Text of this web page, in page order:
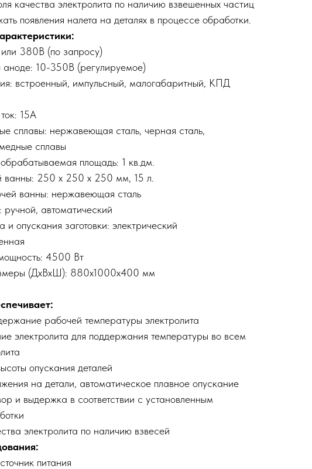
качества электролита по наличию взвешенных частиц
появления налета на деталях в процессе обработки.
380В (по запросу)
10-350В (регулируемое)
встроенный, импульсный, малогабаритный, КПД
15А
сплавы: нержавеющая сталь, черная сталь,
сплавы
площадь: 1 кв.дм.
250 х 250 х 250 мм, 15 л.
ванны: нержавеющая сталь
автоматический
опускания заготовки: электрический
4500 Вт
(ДхВхШ): 880х1000х400 мм
рабочей температуры электролита
электролита для поддержания температуры во всем
опускания деталей
на детали, автоматическое плавное опускание
и выдержка в соответствии с установленным
электролита по наличию взвесей
питания